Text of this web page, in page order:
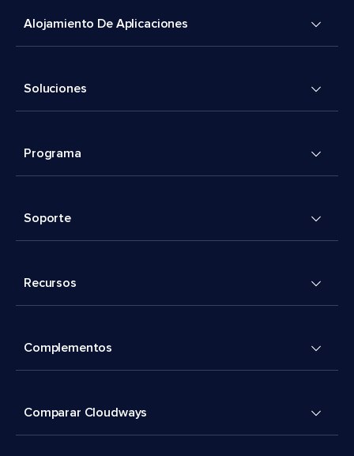
Alojamiento De Aplicaciones
Soluciones
Programa
Soporte
Recursos
Complementos
Comparar Cloudways